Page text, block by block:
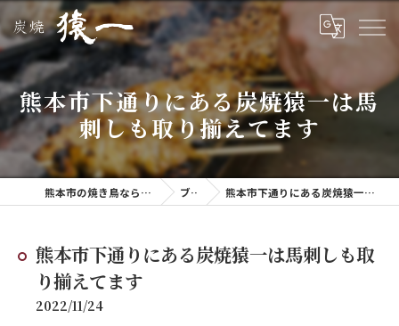
熊本市下通りにある炭焼猿一は馬
刺しも取り揃えてます
熊本市の焼き鳥なら美味しい炭焼 猿一 ブログ 熊本市下通りにある炭焼猿一は馬刺しも取り揃えてます
熊本市下通りにある炭焼猿一は馬刺しも取
り揃えてます
2022/11/24